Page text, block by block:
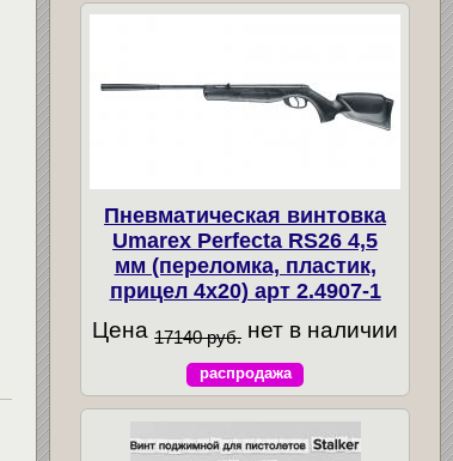
Пневматическая винтовка
Umarex Perfecta RS26 4,5
мм (переломка, пластик,
прицел 4x20) арт 2.4907-1
Цена 17140 руб. нет в наличии
распродажа